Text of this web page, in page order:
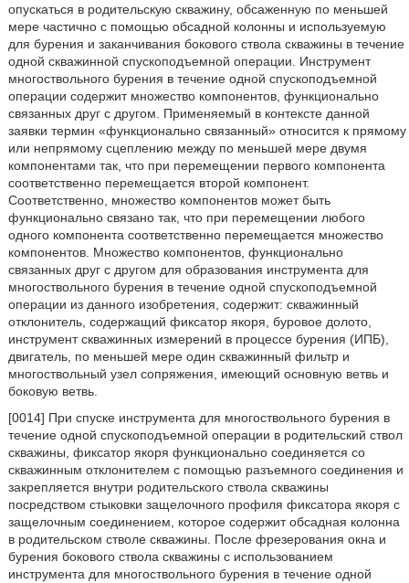
опускаться в родительскую скважину, обсаженную по меньшей
мере частично с помощью обсадной колонны и используемую
для бурения и заканчивания бокового ствола скважины в течение
одной скважинной спускоподъемной операции. Инструмент
многоствольного бурения в течение одной спускоподъемной
операции содержит множество компонентов, функционально
связанных друг с другом. Применяемый в контексте данной
заявки термин «функционально связанный» относится к прямому
или непрямому сцеплению между по меньшей мере двумя
компонентами так, что при перемещении первого компонента
соответственно перемещается второй компонент.
Соответственно, множество компонентов может быть
функционально связано так, что при перемещении любого
одного компонента соответственно перемещается множество
компонентов. Множество компонентов, функционально
связанных друг с другом для образования инструмента для
многоствольного бурения в течение одной спускоподъемной
операции из данного изобретения, содержит: скважинный
отклонитель, содержащий фиксатор якоря, буровое долото,
инструмент скважинных измерений в процессе бурения (ИПБ),
двигатель, по меньшей мере один скважинный фильтр и
многоствольный узел сопряжения, имеющий основную ветвь и
боковую ветвь.
[0014] При спуске инструмента для многоствольного бурения в
течение одной спускоподъемной операции в родительский ствол
скважины, фиксатор якоря функционально соединяется со
скважинным отклонителем с помощью разъемного соединения и
закрепляется внутри родительского ствола скважины
посредством стыковки защелочного профиля фиксатора якоря с
защелочным соединением, которое содержит обсадная колонна
в родительском стволе скважины. После фрезерования окна и
бурения бокового ствола скважины с использованием
инструмента для многоствольного бурения в течение одной